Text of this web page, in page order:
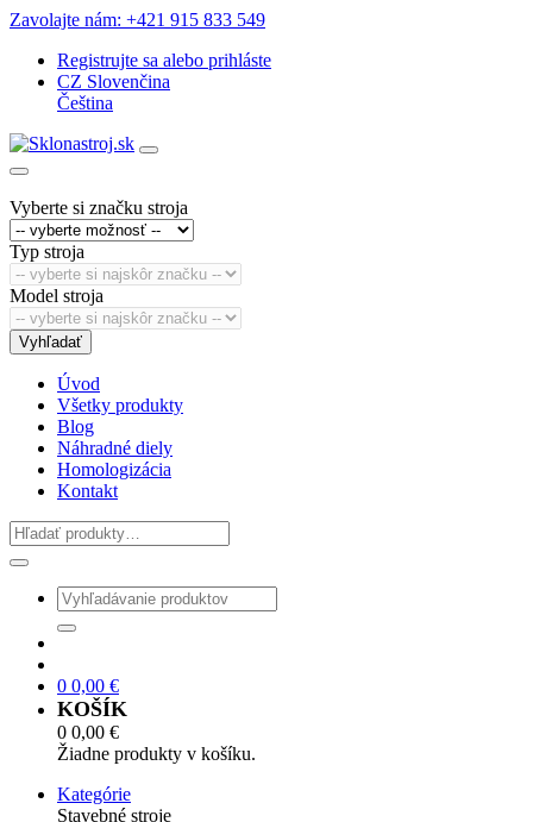
Zavolajte nám: +421 915 833 549
Registrujte sa alebo prihláste
CZ Slovenčina
Čeština
Vyberte si značku stroja
Typ stroja
Model stroja
Vyhľadať
Úvod
Všetky produkty
Blog
Náhradné diely
Homologizácia
Kontakt
0 0,00 €
KOŠÍK
0 0,00 €
Žiadne produkty v košíku.
Kategórie
Stavebné stroje